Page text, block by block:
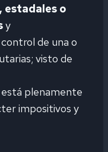
estadales o
y
de una o
visto de
plenamente
impositivos y